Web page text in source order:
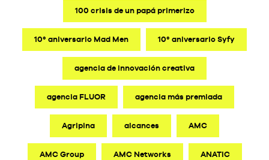
100 crisis de un papá primerizo
10º aniversario Mad Men 10º aniversario Syfy
agencia de innovación creativa
agencia FLUOR agencia más premiada
Agripina alcances AMC
AMC Group AMC Networks ANATIC